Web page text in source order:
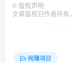
© 版权声明
文章版权归作者所有
网赚项目